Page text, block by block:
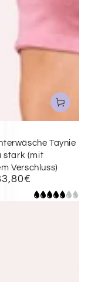
Taynie
stark (mit
Verschluss)
Verkaufspreis